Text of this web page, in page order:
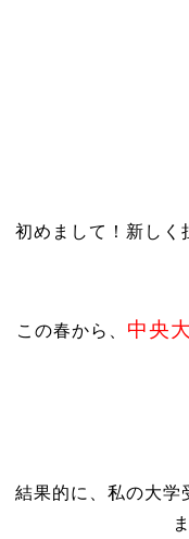
初めまして！新しく
この春から、 中央
結果的に、私の大学